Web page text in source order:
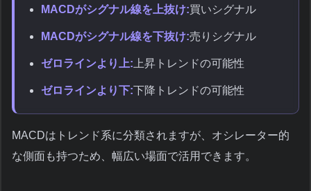
MACDがシグナル線を上抜け:買いシグナル
MACDがシグナル線を下抜け:売りシグナル
ゼロラインより上: 上昇トレンドの可能性
ゼロラインより下:下降トレンドの可能性
MACDはトレンド系に分類されますが、オシレーター的
な側面も持つため、幅広い場面で活用できます。